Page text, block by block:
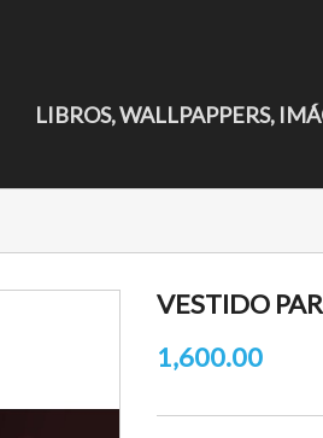
LIBROS, WALLPAPPERS,
VESTIDO
1,600.00